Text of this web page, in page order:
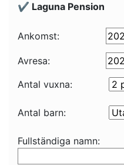
✔️ Laguna Pension
Ankomst:
Avresa:
Antal vuxna:
Antal barn:
Fullständiga namn: